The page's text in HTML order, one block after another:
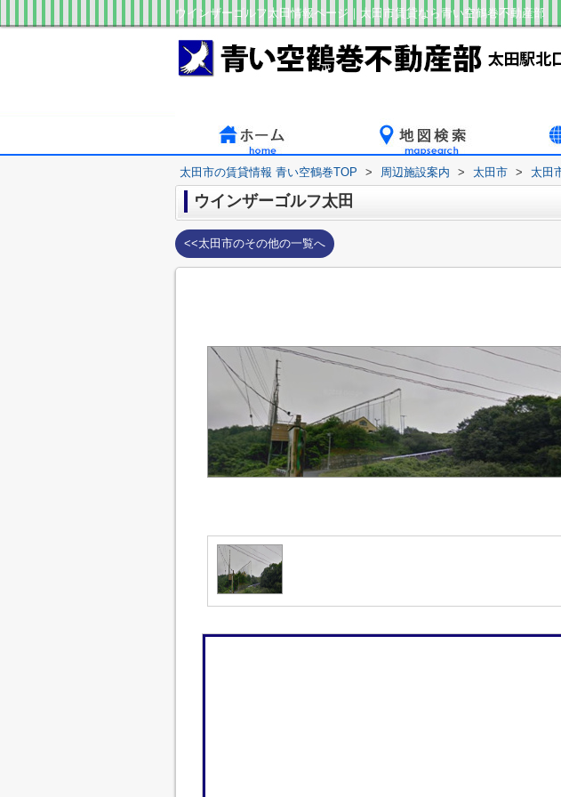
ウインザーゴルフ太田情報ページ｜太田市賃貸なら青い空鶴巻不動産部
太田市の賃貸情報 青い空鶴巻TOP > 周辺施設案内 > 太田市 > 太田
ウインザーゴルフ太田
<<太田市のその他の一覧へ